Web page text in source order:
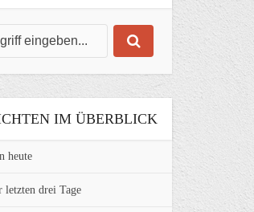
IM ÜBERBLICK
heute
letzten drei Tage